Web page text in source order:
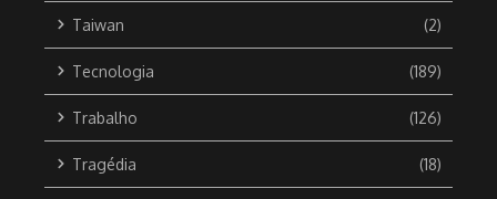
Taiwan (2)
Tecnologia (189)
Trabalho (126)
Tragédia (18)